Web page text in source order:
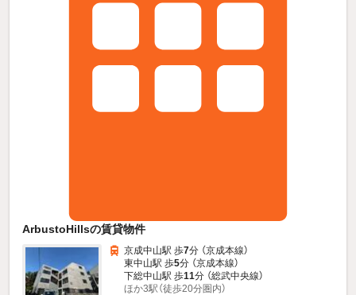
ArbustoHillsの賃貸物件
京成中山駅 歩7分 （京成本線）
東中山駅 歩5分 （京成本線）
下総中山駅 歩11分 （総武中央線）
ほか3駅（徒歩20分圏内）